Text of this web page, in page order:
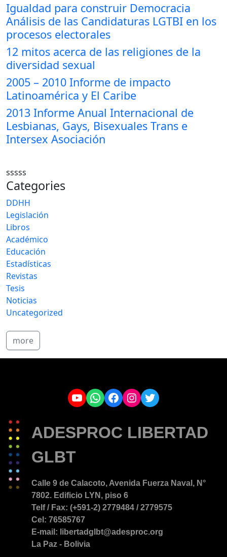
Igualdad para construir Democracia
Análisis de las Candidaturas LGTBI en los
procesos electorales
12 mitos acerca de las religiones de la
diversidad sexual
2005 – 2010 Informe de impacto
Latinoamérica y El Caribe
2013 Informe Anual Internacional de
Lesbianas, Gays, Bisexuales Trans e
Intersex Asociación
sssss
Categories
DDHH
Legislación
Libros
Académico
Educación
Estadísticas
Revistas
Tesis
Noticias
Uncategorized
more
YouTube WhatsApp Facebook Instagram Twitter
ADESPROC LIBERTAD
GLBT
Calle 9 de Calacoto, Avenida Fuerza Naval, N°
7802. Edificio LYN, piso 6
Telf / Fax: (+591-2) 2779484 / 2779575
Cel: 76585767
E-mail: libertadglbt@adesproc.org
La Paz - Bolivia